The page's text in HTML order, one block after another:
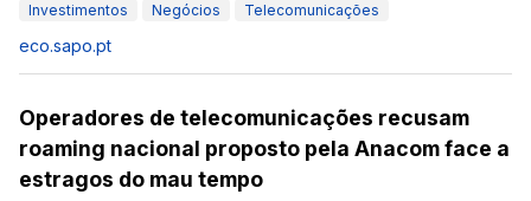
Investimentos Negócios Telecomunicações
eco.sapo.pt
Operadores de telecomunicações recusam
roaming nacional proposto pela Anacom face a
estragos do mau tempo